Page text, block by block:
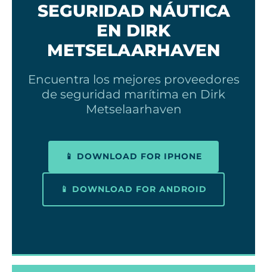
SEGURIDAD NÁUTICA
EN DIRK
METSELAARHAVEN
Encuentra los mejores proveedores
de seguridad marítima en Dirk
Metselaarhaven
📱 DOWNLOAD FOR IPHONE
📱 DOWNLOAD FOR ANDROID